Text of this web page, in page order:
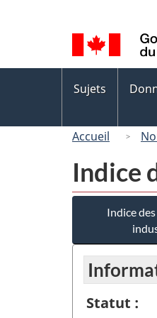
de
la
langue
des
Sujets
Accueil
Indice
Indice
Statut :